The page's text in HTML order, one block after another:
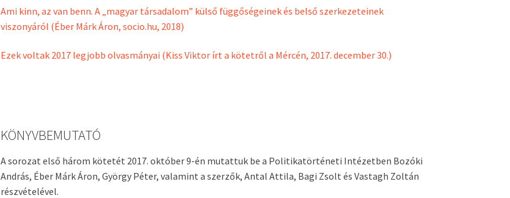
Ami kinn, az van benn. A „magyar társadalom” külső függőségeinek és belső szerkezeteinek
viszonyáról (Éber Márk Áron, socio.hu, 2018)
Ezek voltak 2017 legjobb olvasmányai (Kiss Viktor írt a kötetről a Mércén, 2017. december 30.)
KÖNYVBEMUTATÓ
A sorozat első három kötetét 2017. október 9-én mutattuk be a Politikatörténeti Intézetben Bozóki
András, Éber Márk Áron, György Péter, valamint a szerzők, Antal Attila, Bagi Zsolt és Vastagh Zoltán
részvételével.